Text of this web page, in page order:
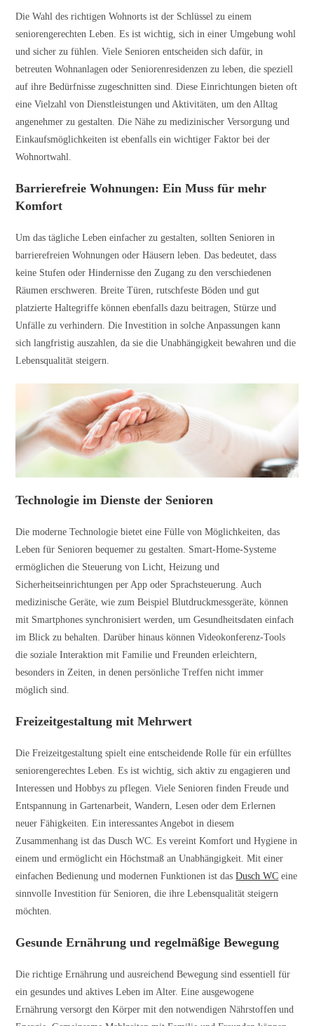
Die Wahl des richtigen Wohnorts ist der Schlüssel zu einem
seniorengerechten Leben. Es ist wichtig, sich in einer Umgebung wohl
und sicher zu fühlen. Viele Senioren entscheiden sich dafür, in
betreuten Wohnanlagen oder Seniorenresidenzen zu leben, die speziell
auf ihre Bedürfnisse zugeschnitten sind. Diese Einrichtungen bieten oft
eine Vielzahl von Dienstleistungen und Aktivitäten, um den Alltag
angenehmer zu gestalten. Die Nähe zu medizinischer Versorgung und
Einkaufsmöglichkeiten ist ebenfalls ein wichtiger Faktor bei der
Wohnortwahl.
Barrierefreie Wohnungen: Ein Muss für mehr
Komfort
Um das tägliche Leben einfacher zu gestalten, sollten Senioren in
barrierefreien Wohnungen oder Häusern leben. Das bedeutet, dass
keine Stufen oder Hindernisse den Zugang zu den verschiedenen
Räumen erschweren. Breite Türen, rutschfeste Böden und gut
platzierte Haltegriffe können ebenfalls dazu beitragen, Stürze und
Unfälle zu verhindern. Die Investition in solche Anpassungen kann
sich langfristig auszahlen, da sie die Unabhängigkeit bewahren und die
Lebensqualität steigern.
Technologie im Dienste der Senioren
Die moderne Technologie bietet eine Fülle von Möglichkeiten, das
Leben für Senioren bequemer zu gestalten. Smart-Home-Systeme
ermöglichen die Steuerung von Licht, Heizung und
Sicherheitseinrichtungen per App oder Sprachsteuerung. Auch
medizinische Geräte, wie zum Beispiel Blutdruckmessgeräte, können
mit Smartphones synchronisiert werden, um Gesundheitsdaten einfach
im Blick zu behalten. Darüber hinaus können Videokonferenz-Tools
die soziale Interaktion mit Familie und Freunden erleichtern,
besonders in Zeiten, in denen persönliche Treffen nicht immer
möglich sind.
Freizeitgestaltung mit Mehrwert
Die Freizeitgestaltung spielt eine entscheidende Rolle für ein erfülltes
seniorengerechtes Leben. Es ist wichtig, sich aktiv zu engagieren und
Interessen und Hobbys zu pflegen. Viele Senioren finden Freude und
Entspannung in Gartenarbeit, Wandern, Lesen oder dem Erlernen
neuer Fähigkeiten. Ein interessantes Angebot in diesem
Zusammenhang ist das Dusch WC. Es vereint Komfort und Hygiene in
einem und ermöglicht ein Höchstmaß an Unabhängigkeit. Mit einer
einfachen Bedienung und modernen Funktionen ist dasDusch WC eine
sinnvolle Investition für Senioren, die ihre Lebensqualität steigern
möchten.
Gesunde Ernährung und regelmäßige Bewegung
Die richtige Ernährung und ausreichend Bewegung sind essentiell für
ein gesundes und aktives Leben im Alter. Eine ausgewogene
Ernährung versorgt den Körper mit den notwendigen Nährstoffen und